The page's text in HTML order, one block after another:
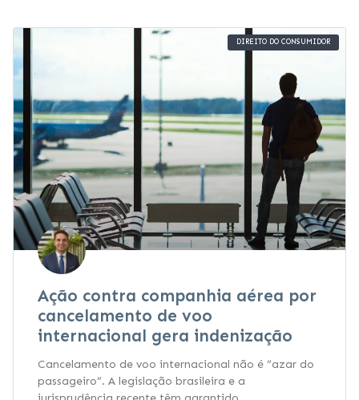
DIREITO DO CONSUMIDOR
Ação contra companhia aérea por
cancelamento de voo
internacional gera indenização
Cancelamento de voo internacional não é “azar do
passageiro”. A legislação brasileira e a